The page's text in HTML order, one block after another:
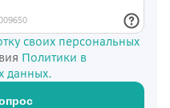
своих персональных
Политики в
данных.